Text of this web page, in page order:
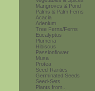
Mangroves & Pond
Palms & Palm Ferns
Acacia
Adenium
Tree Ferns/Ferns
Eucalyptus
Plumeria
Hibiscus
Passionflower
Musa
Protea
Seed-Rarities
Germinated Seeds
Seed-Sets
Plants from...